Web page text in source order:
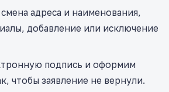
адреса и наименования,
добавление или исключение
подпись и оформим
чтобы заявление не вернули.